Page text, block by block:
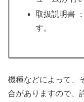
取扱説明書
す。
機種などによって、
合がありますので、